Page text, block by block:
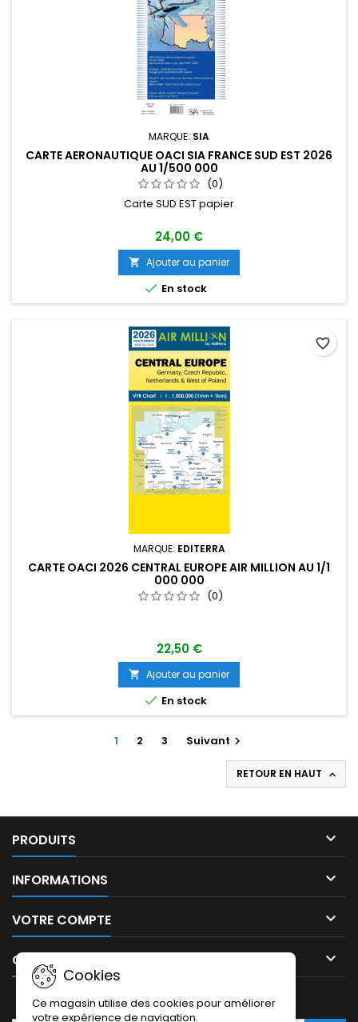
MARQUE: SIA
CARTE AERONAUTIQUE OACI SIA FRANCE SUD EST 2026
AU 1/500 000
(0)
Carte SUD EST papier
24,00 €
 Ajouter au panier
 En stock
MARQUE: EDITERRA
CARTE OACI 2026 CENTRAL EUROPE AIR MILLION AU 1/1
000 000
(0)
22,50 €
 Ajouter au panier
 En stock
favorite_border
1 2 3 Suivant 
RETOUR EN HAUT 
PRODUITS 
INFORMATIONS 
VOTRE COMPTE 
CONTACT 
Cookies
Ce magasin utilise des cookies pour améliorer
votre expérience de navigation.
LETTRE D'INFORMATIONS